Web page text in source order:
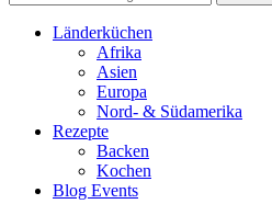
Länderküchen
Afrika
Asien
Europa
Nord- & Südamerika
Rezepte
Backen
Kochen
Blog Events